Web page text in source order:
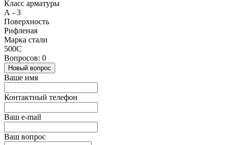
Класс арматуры
А - 3
Поверхность
Рифленая
Марка стали
500С
Вопросов: 0
Новый вопрос
Ваше имя
Контактный телефон
Ваш e-mail
Ваш вопрос